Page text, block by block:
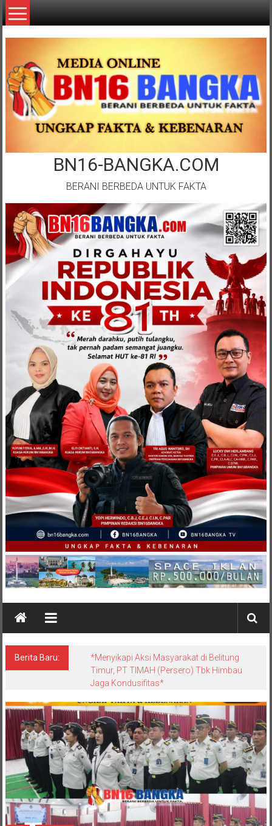
Lompat
ke
BN16-BANGKA.COM
BERANI BERBEDA UNTUK FAKTA
Berita Baru:
*Satgas Tricakti vs Polisi di Belitung: Ketika
Negara Beradu Otoritas di Atas 52,5 Ton
Pasir Timah*